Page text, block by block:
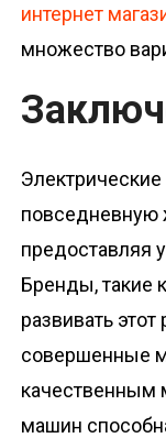
интернет
множество
повседневную
предоставляя
Бренды, такие
развивать
совершенные
качественным
машин